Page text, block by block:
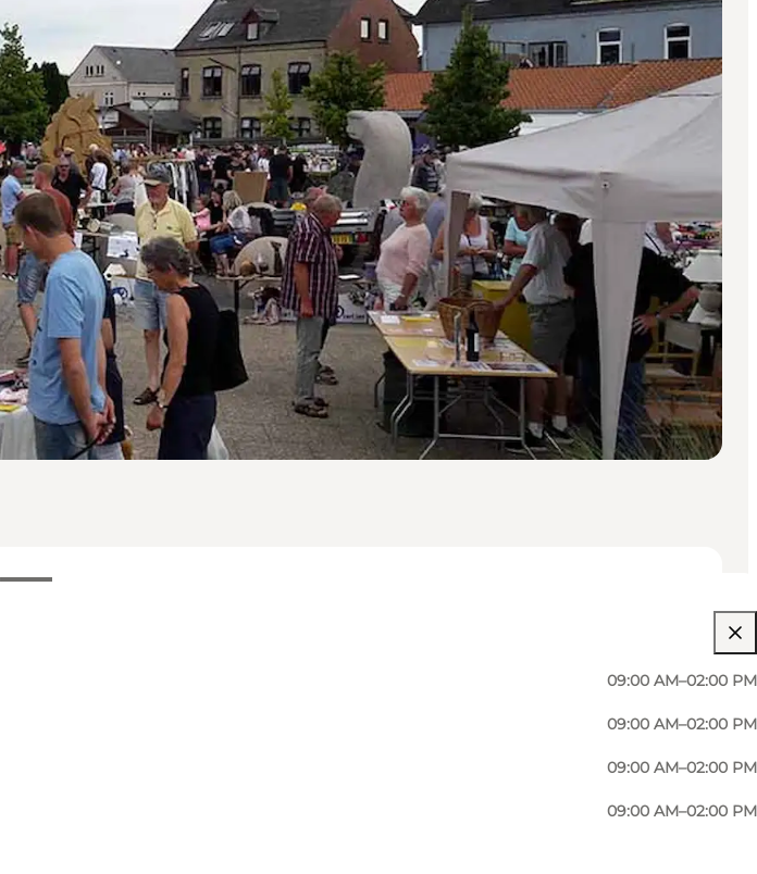
09:00 AM–02:00 PM
09:00 AM–02:00 PM
09:00 AM–02:00 PM
09:00 AM–02:00 PM